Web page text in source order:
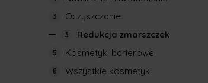
Oczyszczanie
3
Redukcja zmarszczek
3
Kosmetyki barierowe
5
Wszystkie kosmetyki
8